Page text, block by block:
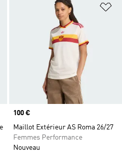
Ajouter à la Liste de produits
Prix
100 €
Maillot Extérieur AS Roma 26/27
Femmes Performance
Nouveau